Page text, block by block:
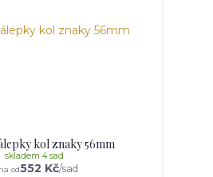
kol znaky 56mm
od552 Kč/sad
skladem 4 sad